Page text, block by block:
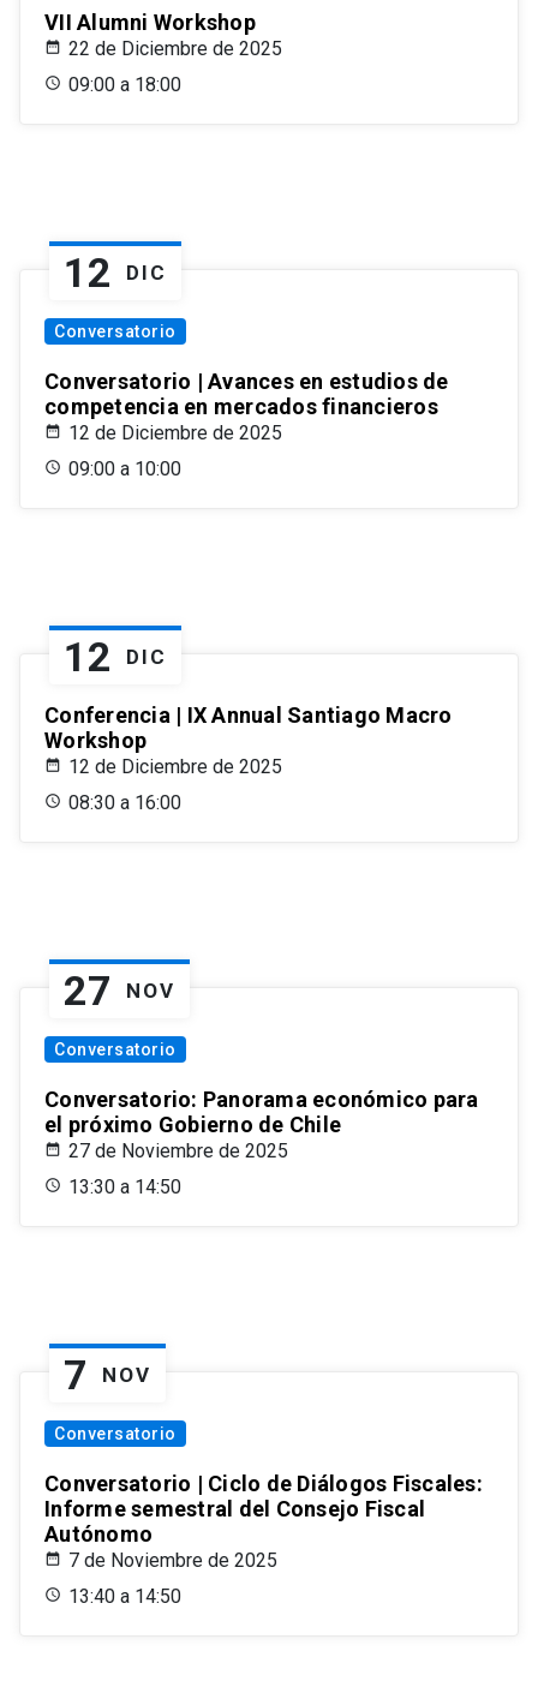
VII Alumni Workshop
22 de Diciembre de 2025
09:00 a 18:00
12 DIC
Conversatorio
Conversatorio | Avances en estudios de
competencia en mercados financieros
12 de Diciembre de 2025
09:00 a 10:00
12 DIC
Conferencia | IX Annual Santiago Macro
Workshop
12 de Diciembre de 2025
08:30 a 16:00
27 NOV
Conversatorio
Conversatorio: Panorama económico para
el próximo Gobierno de Chile
27 de Noviembre de 2025
13:30 a 14:50
7 NOV
Conversatorio
Conversatorio | Ciclo de Diálogos Fiscales:
Informe semestral del Consejo Fiscal
Autónomo
7 de Noviembre de 2025
13:40 a 14:50